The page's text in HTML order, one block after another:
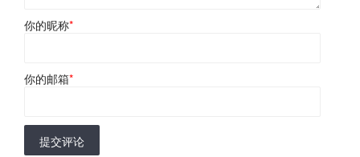
你的昵称*
你的邮箱*
提交评论